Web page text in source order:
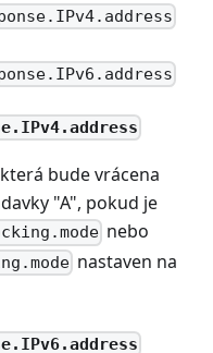
bude vrácena
"A", pokud je
nebo
nastaven na